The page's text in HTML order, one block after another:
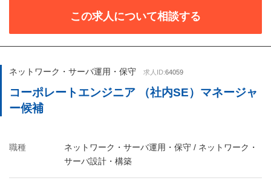
この求人について相談する
ネットワーク・サーバ運用・保守 求人ID:64059
コーポレートエンジニア （社内SE）マネージャ
ー候補
職種
ネットワーク・サーバ運用・保守 / ネットワーク・
サーバ設計・構築